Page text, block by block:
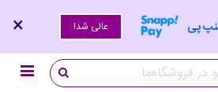
پی عالی شد! ×